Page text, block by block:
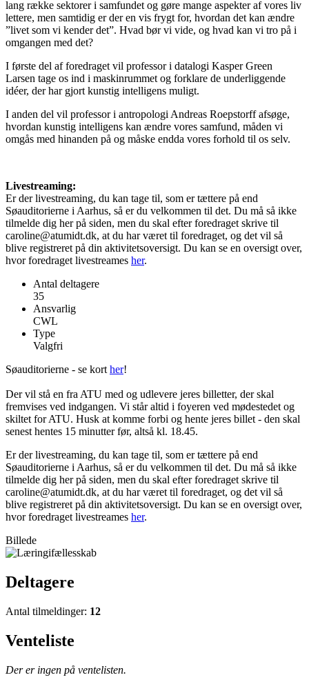
lang række sektorer i samfundet og gøre mange aspekter af vores liv
lettere, men samtidig er der en vis frygt for, hvordan det kan ændre
”livet som vi kender det”. Hvad bør vi vide, og hvad kan vi tro på i
omgangen med det?
I første del af foredraget vil professor i datalogi Kasper Green
Larsen tage os ind i maskinrummet og forklare de underliggende
idéer, der har gjort kunstig intelligens muligt.
I anden del vil professor i antropologi Andreas Roepstorff afsøge,
hvordan kunstig intelligens kan ændre vores samfund, måden vi
omgås med hinanden på og måske endda vores forhold til os selv.
Livestreaming:
Er der livestreaming, du kan tage til, som er tættere på end
Søauditorierne i Aarhus, så er du velkommen til det. Du må så ikke
tilmelde dig her på siden, men du skal efter foredraget skrive til
caroline@atumidt.dk, at du har været til foredraget, og det vil så
blive registreret på din aktivitetsoversigt. Du kan se en oversigt over,
hvor foredraget livestreames her.
Antal deltagere
35
Ansvarlig
CWL
Type
Valgfri
Søauditorierne - se kort her!
Der vil stå en fra ATU med og udlevere jeres billetter, der skal
fremvises ved indgangen. Vi står altid i foyeren ved mødestedet og
skiltet for ATU. Husk at komme forbi og hente jeres billet - den skal
senest hentes 15 minutter før, altså kl. 18.45.
Er der livestreaming, du kan tage til, som er tættere på end
Søauditorierne i Aarhus, så er du velkommen til det. Du må så ikke
tilmelde dig her på siden, men du skal efter foredraget skrive til
caroline@atumidt.dk, at du har været til foredraget, og det vil så
blive registreret på din aktivitetsoversigt. Du kan se en oversigt over,
hvor foredraget livestreames her.
Billede
Deltagere
Antal tilmeldinger: 12
Venteliste
Der er ingen på ventelisten.